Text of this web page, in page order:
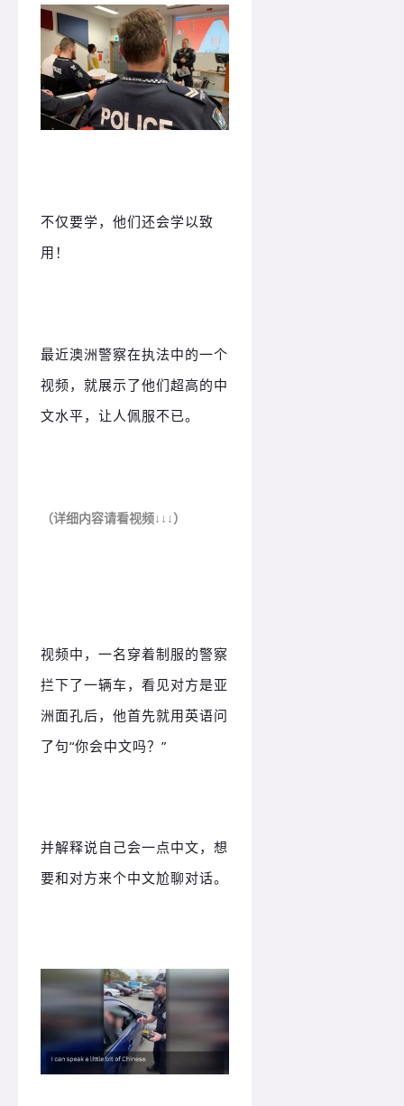
不仅要学，他们还会学以致
用！
最近澳洲警察在执法中的一个
视频，就展示了他们超高的中
文水平，让人佩服不已。
（详细内容请看视频↓↓↓）
视频中，一名穿着制服的警察
拦下了一辆车，看见对方是亚
洲面孔后，他首先就用英语问
了句“你会中文吗？ ”
并解释说自己会一点中文，想
要和对方来个中文尬聊对话。